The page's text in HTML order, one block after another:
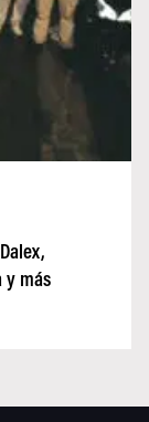
y más